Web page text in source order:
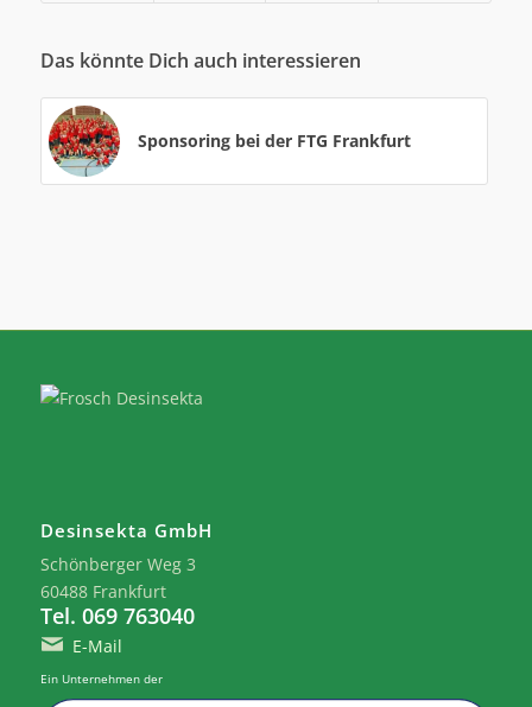
Das könnte Dich auch interessieren
Sponsoring bei der FTG Frankfurt
Desinsekta GmbH
Schönberger Weg 3
60488 Frankfurt
Tel. 069 763040
E-Mail
Ein Unternehmen der